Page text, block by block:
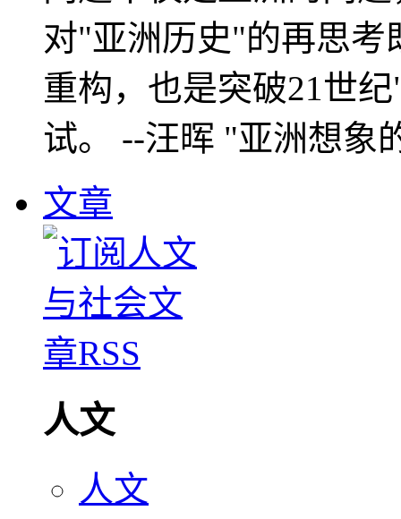
对"亚洲历史"的再思考
重构，也是突破21世
试。 --汪晖 "亚洲想象
文章
人文
人文